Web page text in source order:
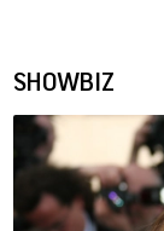
SHOWBIZ